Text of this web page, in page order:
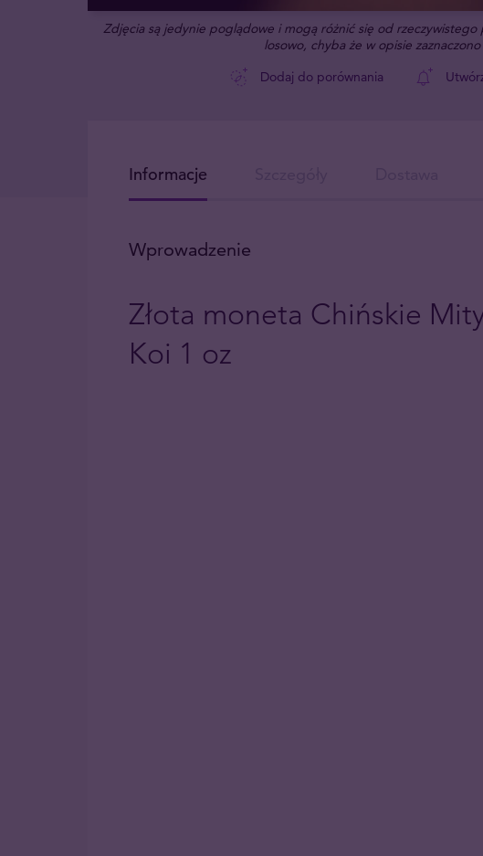
Zdjęcia są jedynie poglądowe i mogą różnić się od rzeczywistego
losowo, chyba że w opisie zaznaczono
Dodaj do porównania
Informacje
Wprowadzenie
Złota moneta Chińskie
Koi 1 oz